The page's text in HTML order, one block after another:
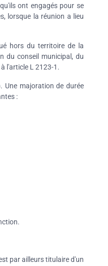
ont engagés pour se
lorsque la réunion a lieu
hors du territoire de la
du conseil municipal, du
l'article L 2123-1.
. Une majoration de durée
:
par ailleurs titulaire d'un